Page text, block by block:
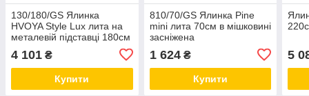
130/180/GS Ялинка
HVOYA Style Lux лита на
металевій підставці 180см
4 101 ₴
Купити
810/70/GS Ялинка Pine
mini лита 70см в мішковині
засніжена
1 624₴
Купити
5